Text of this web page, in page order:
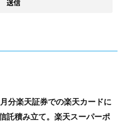
分楽天証券での楽天カードに
託積み立て。楽天スーパーポ